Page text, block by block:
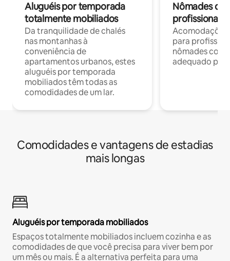
Aluguéis por temporada
totalmente mobiliados
Da tranquilidade de chalés
nas montanhas à
conveniência de
apartamentos urbanos, estes
aluguéis por temporada
mobiliados têm todas as
comodidades de um lar.
Nômades
profissionais
para
nômades com
adequado
Comodidades e vantagens de estadias
mais longas
Aluguéis por temporada mobiliados
Espaços totalmente mobiliados incluem cozinha e as
comodidades de que você precisa para viver bem por
um mês ou mais. É a alternativa perfeita para uma